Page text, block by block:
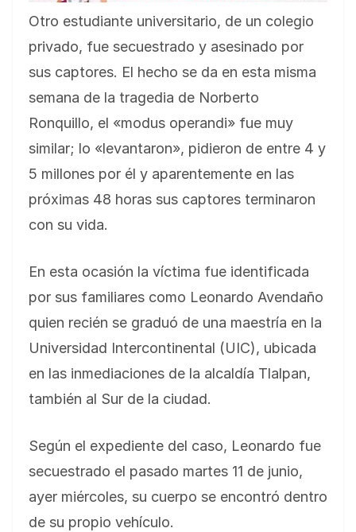
Otro estudiante universitario, de un colegio
privado, fue secuestrado y asesinado por
sus captores. El hecho se da en esta misma
semana de la tragedia de Norberto
Ronquillo, el «modus operandi» fue muy
similar; lo «levantaron», pidieron de entre 4 y
5 millones por él y aparentemente en las
próximas 48 horas sus captores terminaron
con su vida.
En esta ocasión la víctima fue identificada
por sus familiares como Leonardo Avendaño
quien recién se graduó de una maestría en la
Universidad Intercontinental (UIC), ubicada
en las inmediaciones de la alcaldía Tlalpan,
también al Sur de la ciudad.
Según el expediente del caso, Leonardo fue
secuestrado el pasado martes 11 de junio,
ayer miércoles, su cuerpo se encontró dentro
de su propio vehículo.